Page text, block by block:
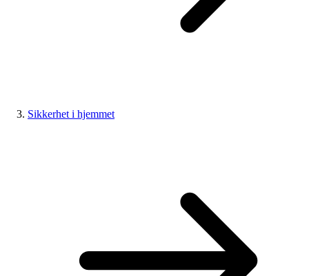
Sikkerhet i hjemmet